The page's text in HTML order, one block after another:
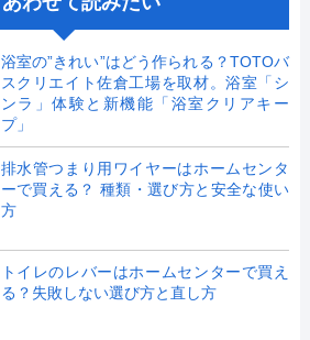
浴室の”きれい”はどう作られる？TOTOバ
スクリエイト佐倉工場を取材。浴室「シ
ンラ」体験と新機能「浴室クリアキー
プ」
排水管つまり用ワイヤーはホームセンタ
ーで買える？ 種類・選び方と安全な使い
方
トイレのレバーはホームセンターで買え
る？失敗しない選び方と直し方